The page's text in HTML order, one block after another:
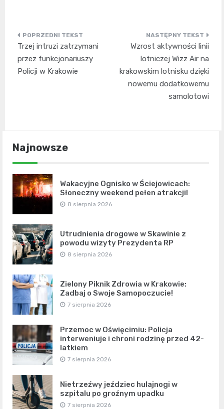
Nawigacja
wpisu
Trzej intruzi zatrzymani
przez funkcjonariuszy
Policji w Krakowie
Wzrost aktywności linii
lotniczej Wizz Air na
krakowskim lotnisku dzięki
nowemu dodatkowemu
samolotowi
Najnowsze
Wakacyjne Ognisko w Ściejowicach:
Słoneczny weekend pełen atrakcji!
8 sierpnia 2026
Utrudnienia drogowe w Skawinie z
powodu wizyty Prezydenta RP
8 sierpnia 2026
Zielony Piknik Zdrowia w Krakowie:
Zadbaj o Swoje Samopoczucie!
7 sierpnia 2026
Przemoc w Oświęcimiu: Policja
interweniuje i chroni rodzinę przed 42-
latkiem
7 sierpnia 2026
Nietrzeźwy jeździec hulajnogi w
szpitalu po groźnym upadku
7 sierpnia 2026